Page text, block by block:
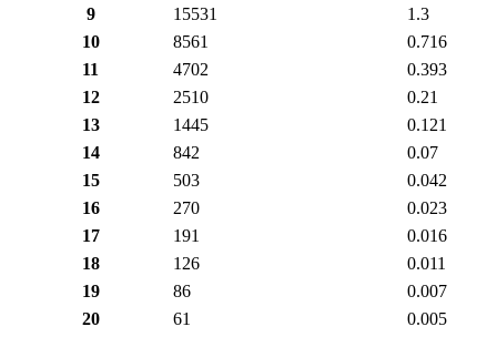
9
15531
1.3
10
8561
0.716
11
4702
0.393
12
2510
0.21
13
1445
0.121
14
842
0.07
15
503
0.042
16
270
0.023
17
191
0.016
18
126
0.011
19
86
0.007
20
61 0.005